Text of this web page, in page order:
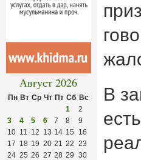
Август 2026
Пн Вт Ср Чт Пт Сб Вс
1
2
3
4 5 6 7 8
9
10 11 12 13 14 15
16
17 18 19 20 21 22 23
24 25 26 27 28 29 30
В